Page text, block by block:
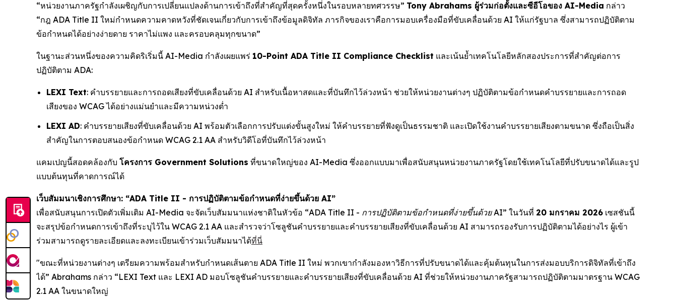
“หน่วยงานภาครัฐกำลังเผชิญกับการเปลี่ยนแปลงด้านการเข้าถึงที่สำคัญที่สุดครั้งหนึ่งในรอบหลายทศวรรษ” Tony Abrahams ผู้ร่วมก่อตั้งและซีอีโอของ AI-Media กล่าว
“กฎ ADA Title II ใหม่กำหนดความคาดหวังที่ชัดเจนเกี่ยวกับการเข้าถึงข้อมูลดิจิทัล ภารกิจของเราคือการมอบเครื่องมือที่ขับเคลื่อนด้วย AI ให้แก่รัฐบาล ซึ่งสามารถปฏิบัติตาม
ข้อกำหนดได้อย่างง่ายดาย ราคาไม่แพง และครอบคลุมทุกขนาด”
ในฐานะส่วนหนึ่งของความคิดริเริ่มนี้ AI-Media กำลังเผยแพร่ 10-Point ADA Title II Compliance Checklist และเน้นย้ำเทคโนโลยีหลักสองประการที่สำคัญต่อการ
ปฏิบัติตาม ADA:
LEXI Text: คำบรรยายและการถอดเสียงที่ขับเคลื่อนด้วย AI สำหรับเนื้อหาสดและที่บันทึกไว้ล่วงหน้า ช่วยให้หน่วยงานต่างๆ ปฏิบัติตามข้อกำหนดคำบรรยายและการถอด
เสียงของ WCAG ได้อย่างแม่นยำและมีความหน่วงต่ำ
LEXI AD: คำบรรยายเสียงที่ขับเคลื่อนด้วย AI พร้อมตัวเลือกการปรับแต่งขั้นสูงใหม่ ให้คำบรรยายที่ฟังดูเป็นธรรมชาติ และเปิดใช้งานคำบรรยายเสียงตามขนาด ซึ่งถือเป็นสิ่ง
สำคัญในการตอบสนองข้อกำหนด WCAG 2.1 AA สำหรับวิดีโอที่บันทึกไว้ล่วงหน้า
แคมเปญนี้สอดคล้องกับ โครงการ Government Solutions ที่ขนาดใหญ่ของ AI-Media ซึ่งออกแบบมาเพื่อสนับสนุนหน่วยงานภาครัฐโดยใช้เทคโนโลยีที่ปรับขนาดได้และรูป
แบบต้นทุนที่คาดการณ์ได้
เว็บสัมมนาเชิงการศึกษา: “ADA Title II - การปฏิบัติตามข้อกำหนดที่ง่ายขึ้นด้วย AI”
เพื่อสนับสนุนการเปิดตัวเพิ่มเติม AI-Media จะจัดเว็บสัมมนาแห่งชาติในหัวข้อ “ADA Title II - การปฏิบัติตามข้อกำหนดที่ง่ายขึ้นด้วย AI” ในวันที่ 20 มกราคม 2026 เซสชันนี้
จะสรุปข้อกำหนดการเข้าถึงที่ระบุไว้ใน WCAG 2.1 AA และสำรวจว่าโซลูชันคำบรรยายและคำบรรยายเสียงที่ขับเคลื่อนด้วย AI สามารถรองรับการปฏิบัติตามได้อย่างไร ผู้เข้า
ร่วมสามารถดูรายละเอียดและลงทะเบียนเข้าร่วมเว็บสัมมนาได้ที่นี่
"ขณะที่หน่วยงานต่างๆ เตรียมความพร้อมสำหรับกำหนดเส้นตาย ADA Title II ใหม่ พวกเขากำลังมองหาวิธีการที่ปรับขนาดได้และคุ้มต้นทุนในการส่งมอบบริการดิจิทัลที่เข้าถึง
ได้” Abrahams กล่าว “LEXI Text และ LEXI AD มอบโซลูชันคำบรรยายและคำบรรยายเสียงที่ขับเคลื่อนด้วย AI ที่ช่วยให้หน่วยงานภาครัฐสามารถปฏิบัติตามมาตรฐาน WCAG
2.1 AA ในขนาดใหญ่